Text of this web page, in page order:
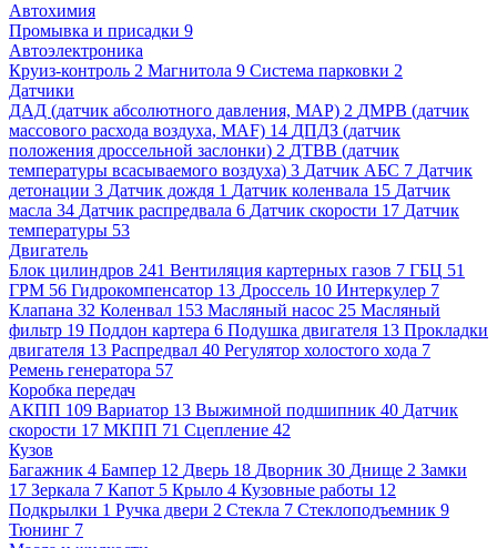
Автохимия
Промывка и присадки 9
Автоэлектроника
Круиз-контроль 2 Магнитола 9 Система парковки 2
Датчики
ДАД (датчик абсолютного давления, MAP) 2 ДМРВ (датчик
массового расхода воздуха, MAF) 14 ДПДЗ (датчик
положения дроссельной заслонки) 2 ДТВВ (датчик
температуры всасываемого воздуха) 3 Датчик АБС 7 Датчик
детонации 3 Датчик дождя 1 Датчик коленвала 15 Датчик
масла 34 Датчик распредвала 6 Датчик скорости 17 Датчик
температуры 53
Двигатель
Блок цилиндров 241 Вентиляция картерных газов 7 ГБЦ 51
ГРМ 56 Гидрокомпенсатор 13 Дроссель 10 Интеркулер 7
Клапана 32 Коленвал 153 Масляный насос 25 Масляный
фильтр 19 Поддон картера 6 Подушка двигателя 13 Прокладки
двигателя 13 Распредвал 40 Регулятор холостого хода 7
Ремень генератора 57
Коробка передач
АКПП 109 Вариатор 13 Выжимной подшипник 40 Датчик
скорости 17 МКПП 71 Сцепление 42
Кузов
Багажник 4 Бампер 12 Дверь 18 Дворник 30 Днище 2 Замки
17 Зеркала 7 Капот 5 Крыло 4 Кузовные работы 12
Подкрылки 1 Ручка двери 2 Стекла 7 Стеклоподъемник 9
Тюнинг 7